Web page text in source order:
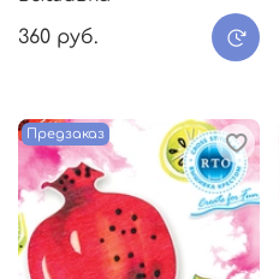
360 руб.
Предзаказ